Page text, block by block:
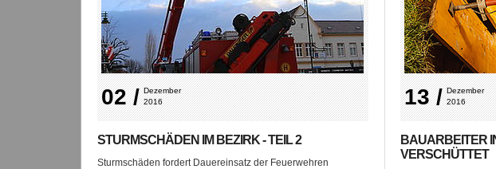
02 / Dezember
2016
STURMSCHÄDEN IM BEZIRK - TEIL 2
Sturmschäden fordert Dauereinsatz der Feuerwehren
13 / Dezember
2016
BAUARBEITER
VERSCHÜTTET